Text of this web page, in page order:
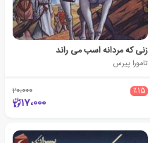
زنی که مردانه اسب می راند
تامورا پیرس
٪15 20،000
17،000